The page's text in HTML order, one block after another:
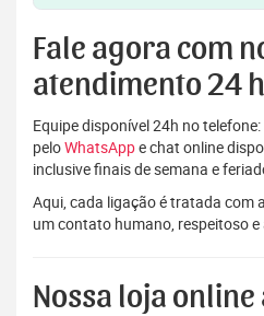
Fale agora com
atendimento 24
Equipe disponível 24h no telefone:
peloWhatsAppe chat online
inclusive finais de semana e
Aqui, cada ligação é tratada com
um contato humano, respeitoso e
Nossa loja